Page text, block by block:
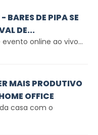
DE PIPA SE
DE...
online ao vivo...
MAIS PRODUTIVO
OFFICE
casa com o